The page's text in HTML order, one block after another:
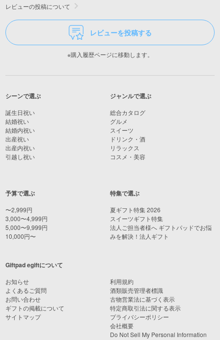
レビューの投稿について
レビューを投稿する
※購入履歴ページに移動します。
シーンで選ぶ
誕生日祝い
結婚祝い
結婚内祝い
出産祝い
出産内祝い
引越し祝い
予算で選ぶ
〜2,999円
3,000〜4,999円
5,000〜9,999円
10,000円〜
ジャンルで選ぶ
総合カタログ
グルメ
スイーツ
ドリンク・酒
リラックス
コスメ・美容
特集で選ぶ
夏ギフト特集 2026
スイーツギフト特集
法人ご担当者様へ ギフトパッドでお悩
みを解決！法人ギフト
Giftpad egiftについて
お知らせ
よくあるご質問
お問い合わせ
ギフトの掲載について
サイトマップ
利用規約
酒類販売管理者標識
古物営業法に基づく表示
特定商取引法に関する表示
プライバシーポリシー
会社概要
Do Not Sell My Personal Information